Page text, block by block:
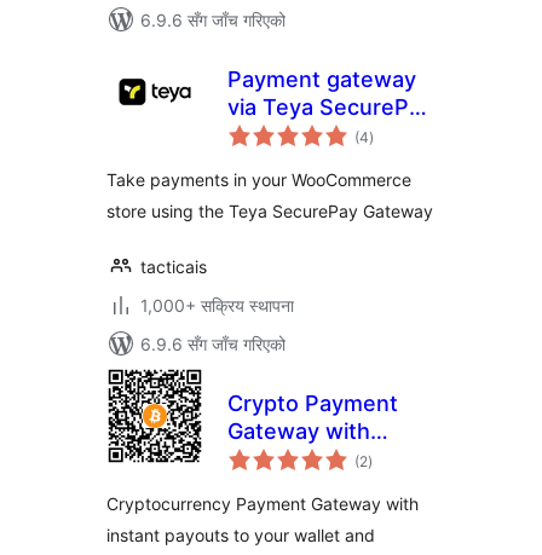
6.9.6 सँग जाँच गरिएको
Payment gateway
via Teya SecurePay
for WooCommerce
(4कुल
रेटिङ्गहरू
)
Take payments in your WooCommerce
store using the Teya SecurePay Gateway
tacticais
1,000+ सक्रिय स्थापना
6.9.6 सँग जाँच गरिएको
Crypto Payment
Gateway with
Instant Payouts
(2कुल
रेटिङ्गहरू
)
Cryptocurrency Payment Gateway with
instant payouts to your wallet and